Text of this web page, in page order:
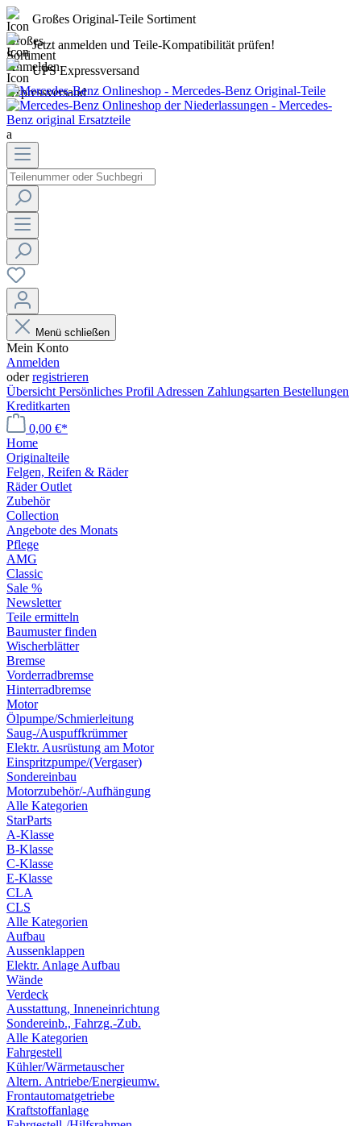
Großes Original-Teile Sortiment
Jetzt anmelden und Teile-Kompatibilität prüfen!
UPS Expressversand
a
Menü schließen
Mein Konto
Anmelden
oderregistrieren
Übersicht Persönliches Profil Adressen Zahlungsarten Bestellungen
Kreditkarten
0,00 €*
Home
Originalteile
Felgen, Reifen & Räder
Räder Outlet
Zubehör
Collection
Angebote des Monats
Pflege
AMG
Classic
Sale %
Newsletter
Teile ermitteln
Baumuster finden
Wischerblätter
Bremse
Vorderradbremse
Hinterradbremse
Motor
Ölpumpe/Schmierleitung
Saug-/Auspuffkrümmer
Elektr. Ausrüstung am Motor
Einspritzpumpe/(Vergaser)
Sondereinbau
Motorzubehör/-Aufhängung
Alle Kategorien
StarParts
A-Klasse
B-Klasse
C-Klasse
E-Klasse
CLA
CLS
Alle Kategorien
Aufbau
Aussenklappen
Elektr. Anlage Aufbau
Wände
Verdeck
Ausstattung, Inneneinrichtung
Sondereinb., Fahrzg.-Zub.
Alle Kategorien
Fahrgestell
Kühler/Wärmetauscher
Altern. Antriebe/Energieumw.
Frontautomatgetriebe
Kraftstoffanlage